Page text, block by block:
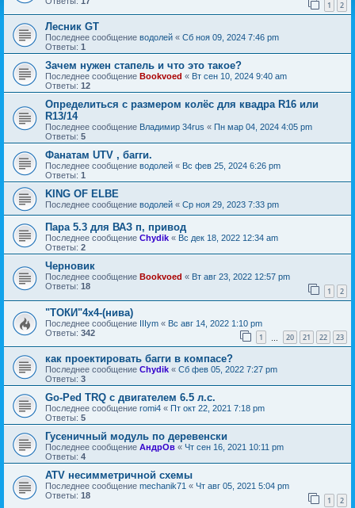
1 2
Лесник GT
Последнее сообщение водолей « Сб ноя 09, 2024 7:46 pm
Ответы: 1
Зачем нужен стапель и что это такое?
Последнее сообщение Bookvoed « Вт сен 10, 2024 9:40 am
Ответы: 12
Определиться с размером колёс для квадра R16 или
R13/14
Последнее сообщение Владимир 34rus « Пн мар 04, 2024 4:05 pm
Ответы: 5
Фанатам UTV , багги.
Последнее сообщение водолей « Вс фев 25, 2024 6:26 pm
Ответы: 1
KING OF ELBE
Последнее сообщение водолей « Ср ноя 29, 2023 7:33 pm
Пара 5.3 для ВАЗ п, привод
Последнее сообщение Chydik « Вс дек 18, 2022 12:34 am
Ответы: 2
Черновик
Последнее сообщение Bookvoed « Вт авг 23, 2022 12:57 pm
Ответы: 18 1 2
"ТОКИ"4х4-(нива)
Последнее сообщение IIIym « Вс авг 14, 2022 1:10 pm
Ответы: 342 1 20 21 22 23
как проектировать багги в компасе?
Последнее сообщение Chydik « Сб фев 05, 2022 7:27 pm
Ответы: 3
Go-Ped TRQ с двигателем 6.5 л.с.
Последнее сообщение romi4 « Пт окт 22, 2021 7:18 pm
Ответы: 5
Гусеничный модуль по деревенски
Последнее сообщение АндрОв « Чт сен 16, 2021 10:11 pm
Ответы: 4
ATV несимметричной схемы
Последнее сообщение mechanik71 « Чт авг 05, 2021 5:04 pm
Ответы: 18 1 2